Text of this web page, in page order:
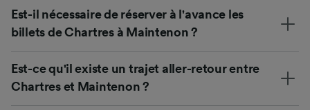
Est-il nécessaire de réserver à l'avance les
billets de Chartres à Maintenon ?
Est-ce qu'il existe un trajet aller-retour entre
Chartres et Maintenon ?